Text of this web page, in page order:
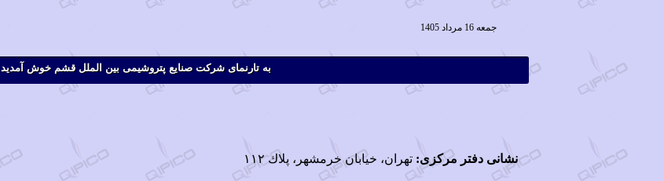
جمعه 16 مرداد 1405
به تارنمای شرکت صنایع پتروشیمی بین الملل قشم خوش آمدید
نشانی دفتر مرکزی: تهران، خيابان خرمشهر، پلاك ١١٢